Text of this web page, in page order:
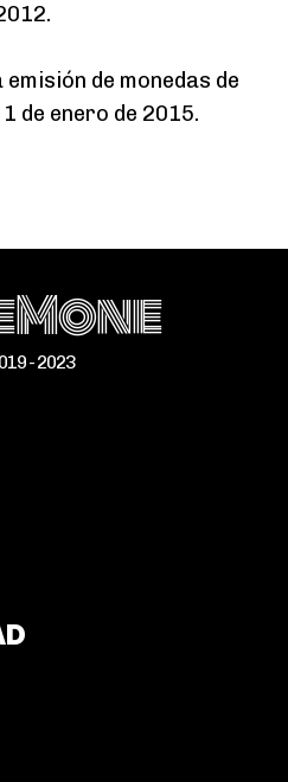
de monedas de
de enero de 2015.
- 2023